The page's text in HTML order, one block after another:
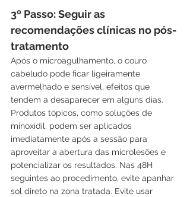
3º Passo: Seguir as
recomendações clínicas no pós-
tratamento
Após o microagulhamento, o couro
cabeludo pode ficar ligeiramente
avermelhado e sensível, efeitos que
tendem a desaparecer em alguns dias.
Produtos tópicos, como soluções de
minoxidil, podem ser aplicados
imediatamente após a sessão para
aproveitar a abertura das microlesões e
potencializar os resultados. Nas 48H
seguintes ao procedimento, evite apanhar
sol direto na zona tratada. Evite usar